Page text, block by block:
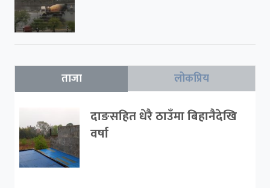
ताजा लोकप्रिय
दाङसहित धेरै ठाउँमा बिहानैदेखि
वर्षा